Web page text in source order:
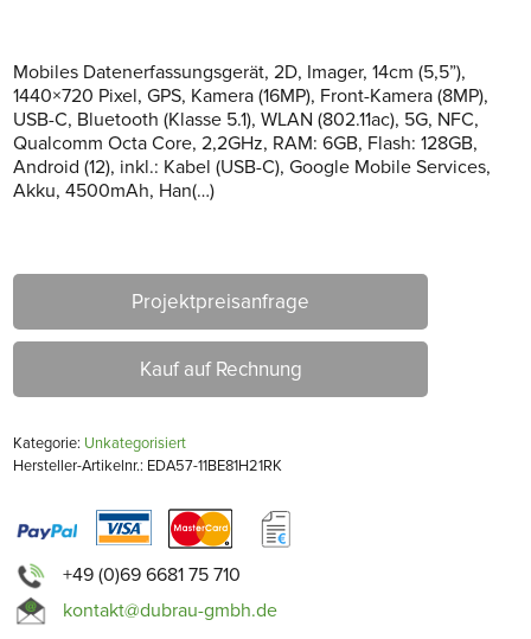
Mobiles Datenerfassungsgerät, 2D, Imager, 14cm (5,5”),
1440×720 Pixel, GPS, Kamera (16MP), Front-Kamera (8MP),
USB-C, Bluetooth (Klasse 5.1), WLAN (802.11ac), 5G, NFC,
Qualcomm Octa Core, 2,2GHz, RAM: 6GB, Flash: 128GB,
Android (12), inkl.: Kabel (USB-C), Google Mobile Services,
Akku, 4500mAh, Han(…)
Projektpreisanfrage
Kauf auf Rechnung
Kategorie: Unkategorisiert
Hersteller-Artikelnr.: EDA57-11BE81H21RK
+49 (0)69 6681 75 710
kontakt@dubrau-gmbh.de